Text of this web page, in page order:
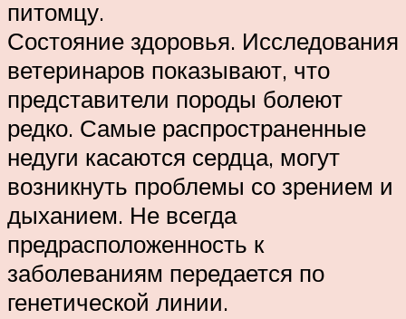
питомцу.
Состояние здоровья. Исследования
ветеринаров показывают, что
представители породы болеют
редко. Самые распространенные
недуги касаются сердца, могут
возникнуть проблемы со зрением и
дыханием. Не всегда
предрасположенность к
заболеваниям передается по
генетической линии.